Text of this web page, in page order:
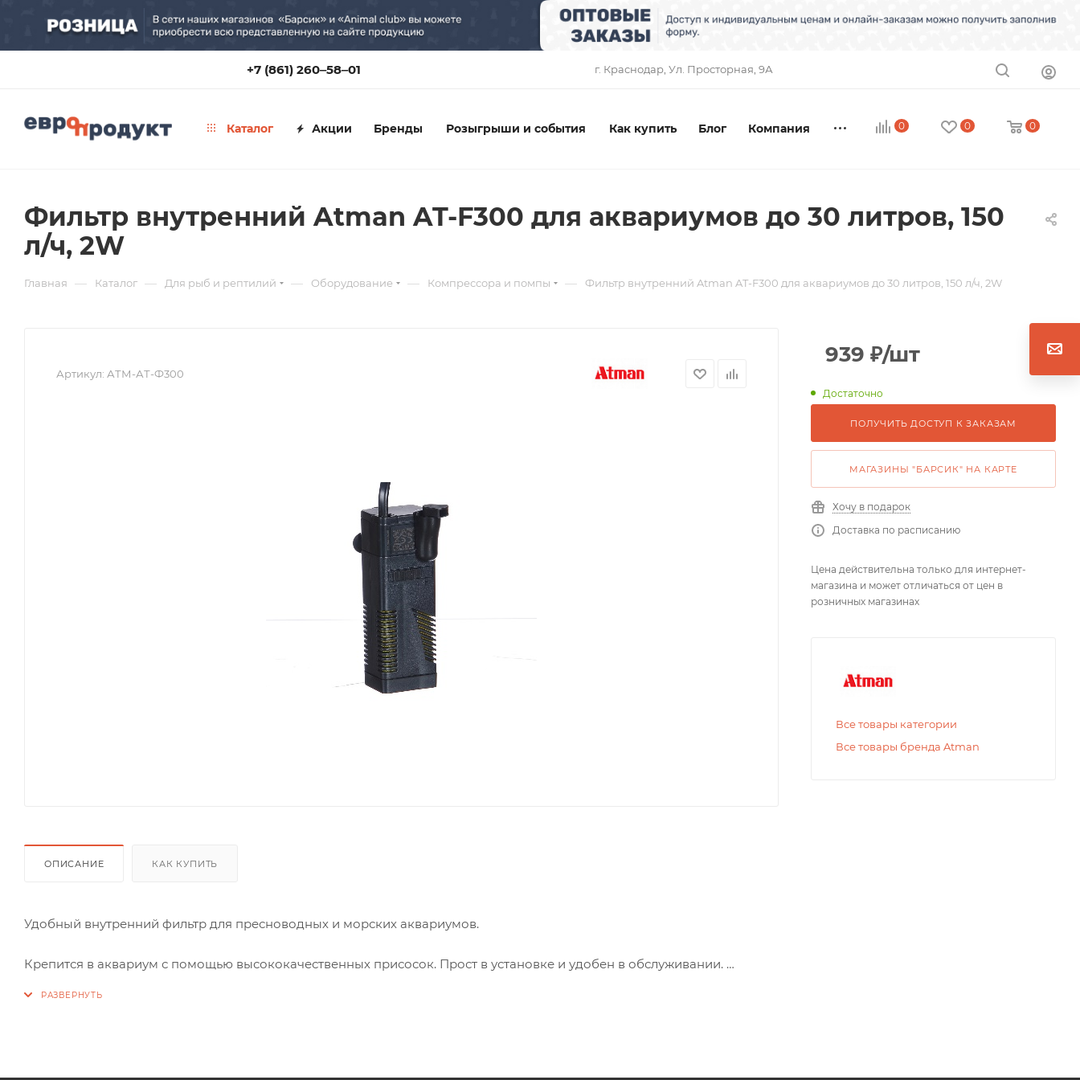
+7 (861) 260‒58‒01 г. Краснодар, ​Ул. Просторная, 9А
0 0 0
Каталог Акции Бренды Розыгрыши и события Как купить Блог Компания
Фильтр внутренний Atman AT-F300 для аквариумов до 30 литров, 150
л/ч, 2W
Главная — Каталог — Для рыб и рептилий — Оборудование — Компрессора и помпы — Фильтр внутренний Atman AT-F300 для аквариумов до 30 литров, 150 л/ч, 2W
Артикул: АТМ-АТ-Ф300
ОПИСАНИЕ КАК КУПИТЬ
Удобный внутренний фильтр для пресноводных и морских аквариумов.
Крепится в аквариум с помощью высококачественных присосок. Прост в установке и удобен в обслуживании.
939 ₽/шт
Достаточно
ПОЛУЧИТЬ ДОСТУП К ЗАКАЗАМ
МАГАЗИНЫ "БАРСИК" НА КАРТЕ
Хочу в подарок
Доставка по расписанию
Цена действительна только для интернет-
магазина и может отличаться от цен в
розничных магазинах
Все товары категории
Все товары бренда Atman